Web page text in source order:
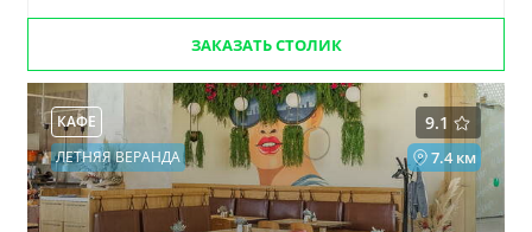
ЗАКАЗАТЬ СТОЛИК
9.1
КАФЕ
7.4 км
ЛЕТНЯЯ ВЕРАНДА